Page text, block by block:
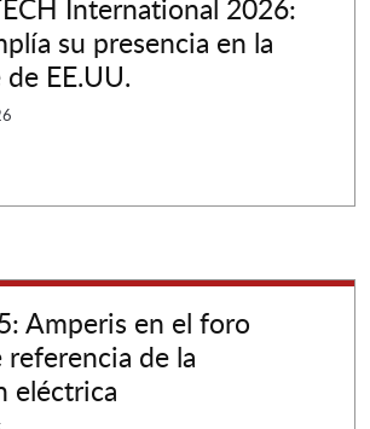
International 2026:
su presencia en la
EE.UU.
Amperis en el foro
de la
eléctrica